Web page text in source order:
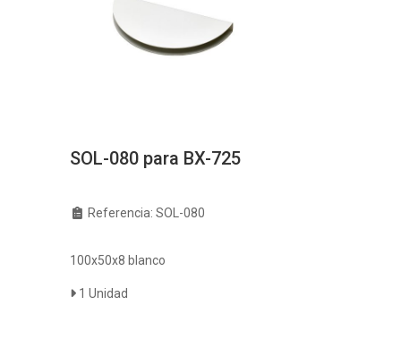
SOL-080 para BX-725
Referencia: SOL-080
100x50x8 blanco
1 Unidad